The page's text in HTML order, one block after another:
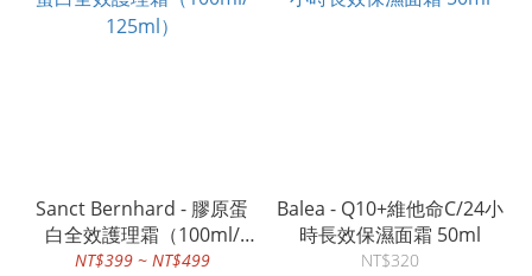
Sanct Bernhard - 膠原蛋
白全效護理霜（100ml/
125ml）
NT$399 ~ NT$499
Balea - Q10+維他命C/24小
時長效保濕面霜 50ml
NT$320